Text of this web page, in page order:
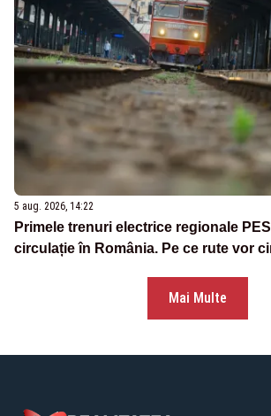
5 aug. 2026, 14:22
Primele trenuri electrice regionale
circulație în România. Pe ce rute vor
Mai Multe